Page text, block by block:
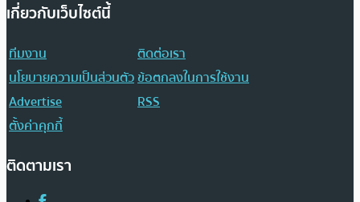
เกี่ยวกับเว็บไซต์นี้
ทีมงาน
ติดต่อเรา
นโยบายความเป็นส่วนตัวข้อตกลงในการใช้งาน
Advertise
RSS
ตั้งค่าคุกกี้
ติดตามเรา